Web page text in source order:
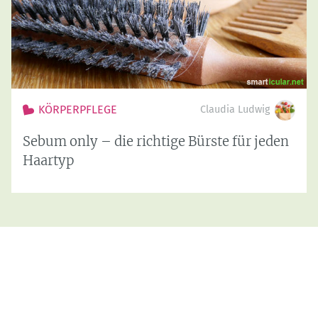
KÖRPERPFLEGE Claudia Ludwig
Sebum only – die richtige Bürste für jeden
Haartyp